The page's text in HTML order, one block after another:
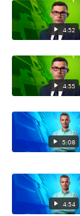
4:52
4:55
5:08
4:54